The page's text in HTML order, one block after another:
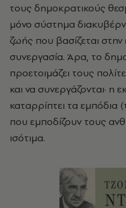
τους δημοκρατικούς
μόνο σύστημα
ζωής που βασίζεται στην
συνεργασία. Άρα, το
προετοιμάζει τους
και να συνεργάζονται· η
καταρρίπτει τα εμπόδια
που εμποδίζουν τους
ισότιμα.